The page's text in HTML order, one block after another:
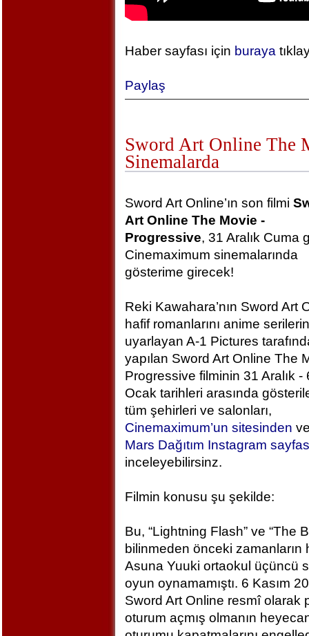
Haber sayfası için buraya
Paylaş
Sword Art Online The
Sinemalarda
Sword Art Online’ın son filmi
Art Online The Movie -
Progressive, 31 Aralık Cuma
Cinemaximum sinemalarında
gösterime girecek!
Reki Kawahara’nın Sword Art
hafif romanlarını anime
uyarlayan A-1 Pictures
yapılan Sword Art Online The
Progressive filminin 31 Aralık -
Ocak tarihleri arasında
tüm şehirleri ve salonları,
Cinemaximum’un sitesinden
Mars Dağıtım Instagram
inceleyebilirsinz.
Filmin konusu şu şekilde:
Bu, “Lightning Flash” ve “The
bilinmeden önceki zamanların
Asuna Yuuki ortaokul üçüncü
oyun oynamamıştı. 6 Kasım
Sword Art Online resmî olarak
oturum açmış olmanın